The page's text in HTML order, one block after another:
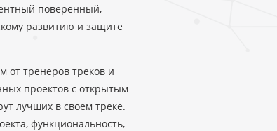
поверенный,
развитию и защите
от тренеров треков и
проектов с открытым
лучших в своем треке.
функциональность,